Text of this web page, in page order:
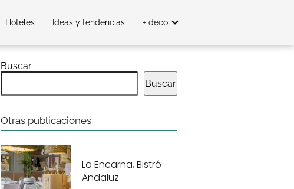
Hoteles Ideas y tendencias + deco
Buscar
Buscar
Otras publicaciones
La Encarna, Bistró
Andaluz